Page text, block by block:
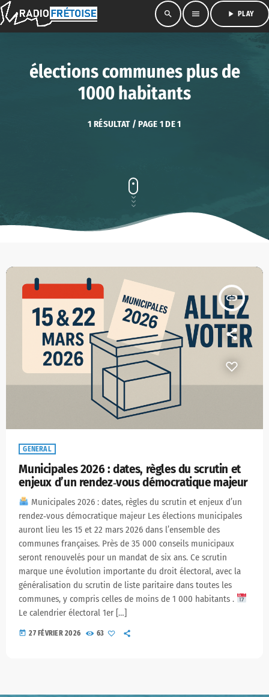
search menu play_arrow PLAY
élections communes plus de
1000 habitants
1 RÉSULTAT / PAGE 1 DE 1
insert_link
GENERAL
Municipales 2026 : dates, règles du scrutin et
enjeux d’un rendez‑vous démocratique majeur
Municipales 2026 : dates, règles du scrutin et enjeux d’un
rendez‑vous démocratique majeur Les élections municipales
auront lieu les 15 et 22 mars 2026 dans l’ensemble des
communes françaises. Près de 35 000 conseils municipaux
seront renouvelés pour un mandat de six ans. Ce scrutin
marque une évolution importante du droit électoral, avec la
généralisation du scrutin de liste paritaire dans toutes les
communes, y compris celles de moins de 1 000 habitants .
Le calendrier électoral 1er […]
today 27 FÉVRIER 2026 63